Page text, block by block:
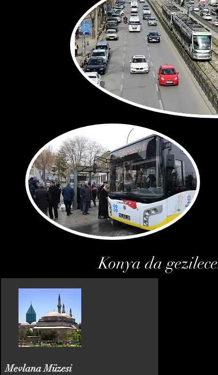
Konya da
Mevlana Müzesi